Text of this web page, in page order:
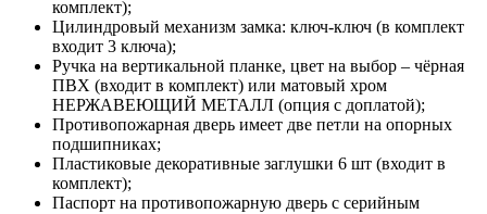
комплект);
Цилиндровый механизм замка: ключ-ключ (в комплект
входит 3 ключа);
Ручка на вертикальной планке, цвет на выбор – чёрная
ПВХ (входит в комплект) или матовый хром
НЕРЖАВЕЮЩИЙ МЕТАЛЛ (опция с доплатой);
Противопожарная дверь имеет две петли на опорных
подшипниках;
Пластиковые декоративные заглушки 6 шт (входит в
комплект);
Паспорт на противопожарную дверь с серийным